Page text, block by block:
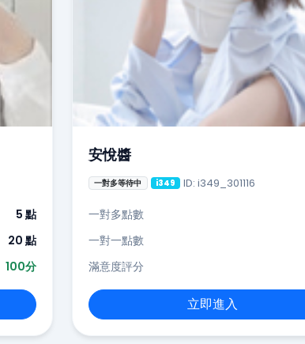
5 點
20 點
100分
安悅醬
一對多等待中 i349 ID: i349_301116
一對多點數
一對一點數
滿意度評分
立即進入